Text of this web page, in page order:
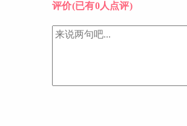
评价(已有0人点评)